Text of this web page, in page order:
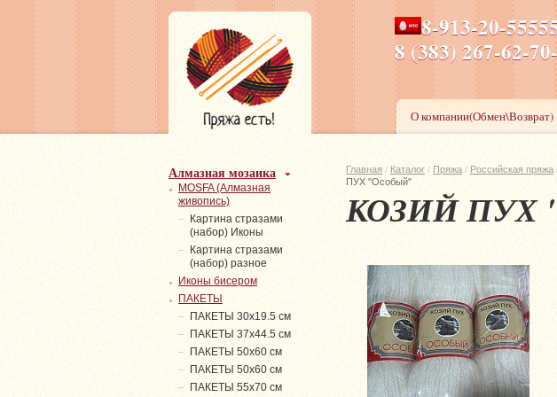
8-913-20-
8 (383) 267-
ПН-ПТ 8-17,СБ-ВС 9-17
О компании(Обмен\Возврат)
Главная / Каталог / Пряжа / Российская пряжа
ПУХ "Особый"
КОЗИЙ ПУХ
Алмазная мозаика
MOSFA (Алмазная
живопись)
Картина стразами
(набор) Иконы
Картина стразами
(набор) разное
Иконы бисером
ПАКЕТЫ
ПАКЕТЫ 30х19.5 см
ПАКЕТЫ 37х44.5 см
ПАКЕТЫ 50х60 см
ПАКЕТЫ 50х60 см
ПАКЕТЫ 55х70 см